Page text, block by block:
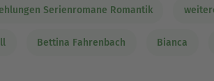
Serienromane Romantik
Bettina Fahrenbach Bianca